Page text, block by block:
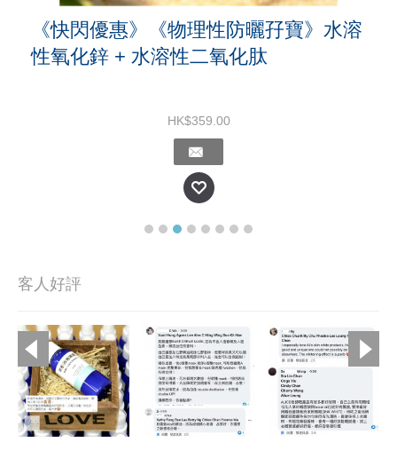
《快閃優惠》《物理性防曬孖寶》水溶
性氧化鋅 + 水溶性二氧化肽
HK$359.00
客人好評